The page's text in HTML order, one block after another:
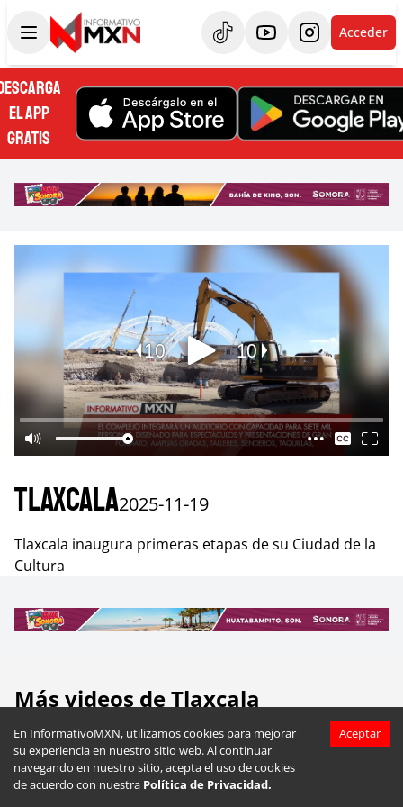
En InformativoMXN, utilizamos cookies para mejorar
su experiencia en nuestro sitio web. Al continuar
navegando en nuestro sitio, acepta el uso de cookies
de acuerdo con nuestra Política de Privacidad.
Aceptar
Acceder
EL APP
GRATIS
Tlaxcala2025-11-19
Tlaxcala inaugura primeras etapas de su Ciudad de la
Cultura
Más videos deTlaxcala